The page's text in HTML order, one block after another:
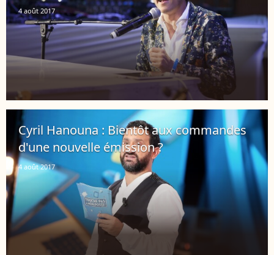
4 août 2017
Cyril Hanouna : Bientôt aux commandes
d'une nouvelle émission ?
4 août 2017